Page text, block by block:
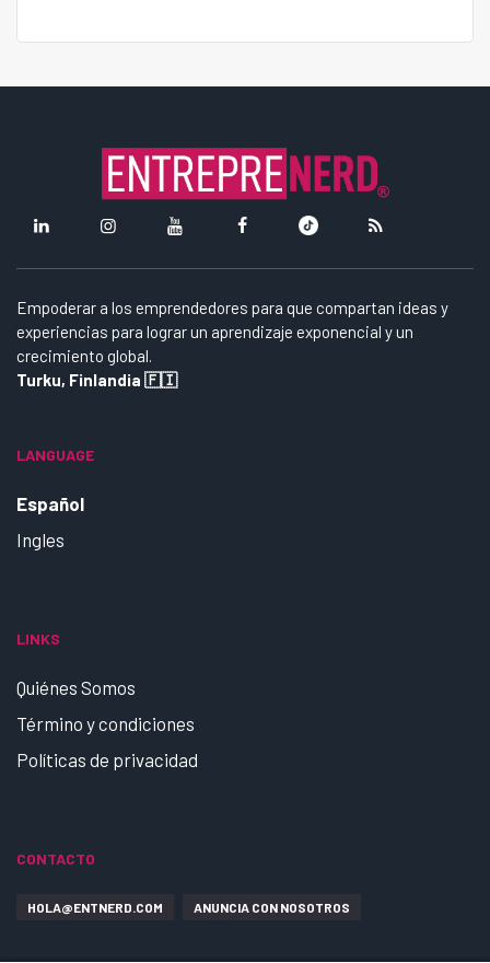
Empoderar a los emprendedores para que compartan ideas y
experiencias para lograr un aprendizaje exponencial y un
crecimiento global.
Turku, Finlandia 🇫🇮
LANGUAGE
Español
Ingles
LINKS
Quiénes Somos
Término y condiciones
Políticas de privacidad
CONTACTO
HOLA@ENTNERD.COM ANUNCIA CON NOSOTROS